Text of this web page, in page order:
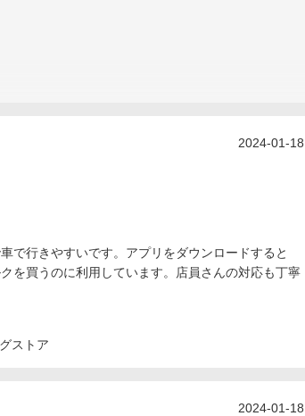
2024-01-18
で行きやすいです。アプリをダウンロードすると
を買うのに利用しています。店員さんの対応も丁寧
ストア
2024-01-18